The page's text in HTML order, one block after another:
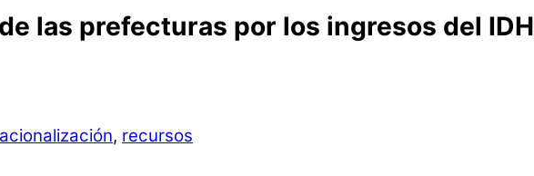
las prefecturas por los ingresos del IDH
, recursos